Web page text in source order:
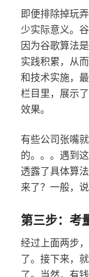
即便排除掉玩
少实际意义。
因为谷歌算法
实践积累，从
和技术实施，
栏目里，展示
效果。
有些公司张嘴
的。。。遇到
透露了具体算
来了？一般，
第三步：考
经过上面两步
了。接下来，